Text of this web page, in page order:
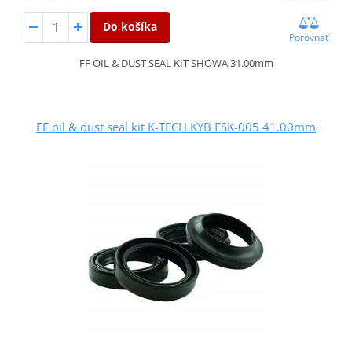
Do košíka
Porovnať
FF OIL & DUST SEAL KIT SHOWA 31.00mm
FF oil & dust seal kit K-TECH KYB FSK-005 41.00mm